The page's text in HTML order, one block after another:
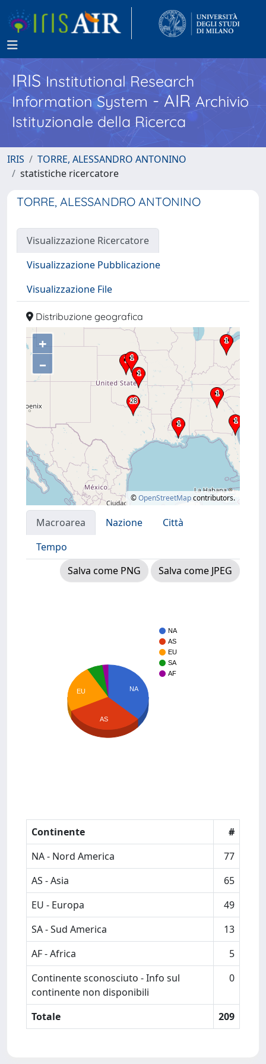
IRISInstitutional Research
Information System - AIR Archivio
Istituzionale della Ricerca
IRIS
TORRE, ALESSANDRO ANTONINO
statistiche ricercatore
TORRE, ALESSANDRO ANTONINO
Visualizzazione Ricercatore
Visualizzazione Pubblicazione
Visualizzazione File
Distribuzione geografica
+
–
©OpenStreetMapcontributors.
Macroarea Nazione
Città
Tempo
Salva come PNG
Salva come JPEG
NA
AS
EU
SA
AF
NA
EU
AS
Continente
#
NA - Nord America
77
AS - Asia
65
EU - Europa
49
SA - Sud America
13
AF - Africa
5
Continente sconosciuto - Info sul
continente non disponibili
0
Totale 209